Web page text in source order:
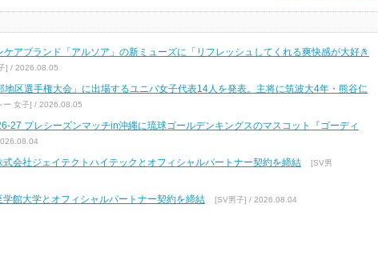
ケアブランド「アルソア」の新ミューズに「リフレッシュしてくれる爽快感が大好き
] / 2026.08.05
地区選手権大会」に出場するユニバ女子代表14人を発表。主将に筑波大4年・熊谷仁
ー 女子] / 2026.08.05
プレシーズンマッチin沖縄に琉球ゴールデンキングスのマスコット『ゴーディ
会社ジェイテクトハイテックとオフィシャルパートナー契約を締結 [SV男
館大学とオフィシャルパートナー契約を締結
[SV男子] / 2026.08.04